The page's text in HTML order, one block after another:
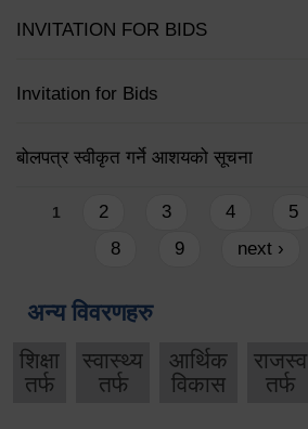
INVITATION FOR BIDS
Invitation for Bids
बोलपत्र स्वीकृत गर्ने आशयको सूचना
Pages
1 2 3 4 5
8
9 next ›
अन्य विवरणहरु
शिक्षा
तर्फ
स्वास्थ्य
तर्फ
आर्थिक
विकास
राजस्व
तर्फ